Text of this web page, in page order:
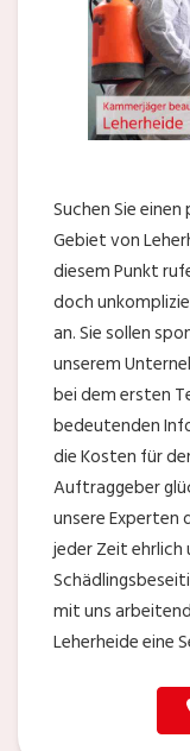
Suchen Sie
Gebiet von
diesem Punkt
doch
an. Sie sollen
unserem
bei dem ersten
bedeutenden
die Kosten für
Auftraggeber
unsere Experten
jeder Zeit ehrlich
mit uns
Leherheide eine